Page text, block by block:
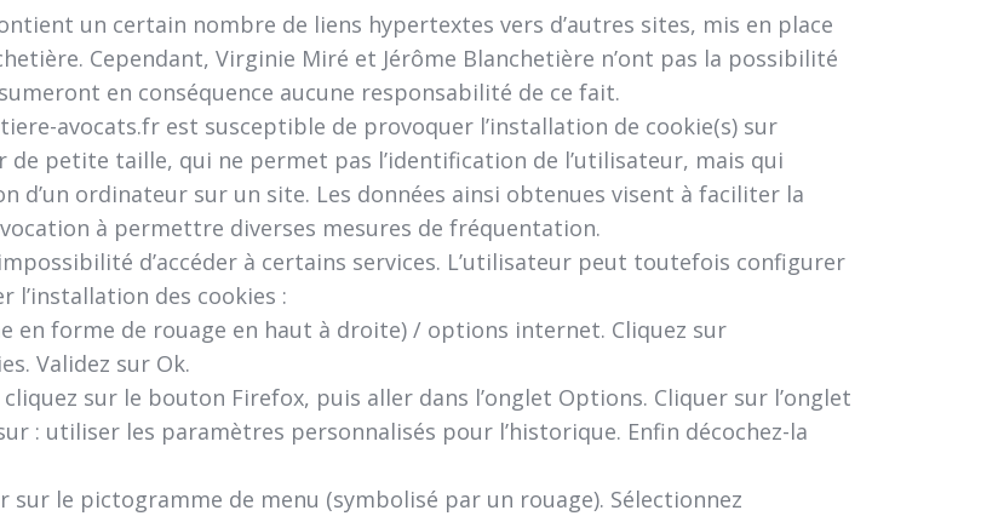
un certain nombre de liens hypertextes vers d’autres sites, mis en place
Cependant, Virginie Miré et Jérôme Blanchetière n’ont pas la possibilité
en conséquence aucune responsabilité de ce fait.
avocats.fr est susceptible de provoquer l’installation de cookie(s) sur
de petite taille, qui ne permet pas l’identification de l’utilisateur, mais qui
d’un ordinateur sur un site. Les données ainsi obtenues visent à faciliter la
à permettre diverses mesures de fréquentation.
d’accéder à certains services. L’utilisateur peut toutefois configurer
l’installation des cookies :
en forme de rouage en haut à droite) / options internet. Cliquez sur
Validez sur Ok.
sur le bouton Firefox, puis aller dans l’onglet Options. Cliquer sur l’onglet
: utiliser les paramètres personnalisés pour l’historique. Enfin décochez-la
sur le pictogramme de menu (symbolisé par un rouage). Sélectionnez